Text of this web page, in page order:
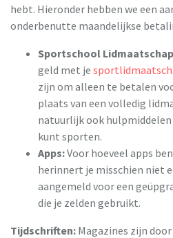
hebt. Hieronder hebben we een
onderbenutte maandelijkse
Sportschool
geld met je
zijn om alleen te betalen
plaats van een volledig
natuurlijk ook
kunt sporten.
Apps:Voor hoeveel apps
herinnert je misschien niet
aangemeld voor een
die je zelden gebruikt.
Tijdschriften: Magazines zijn